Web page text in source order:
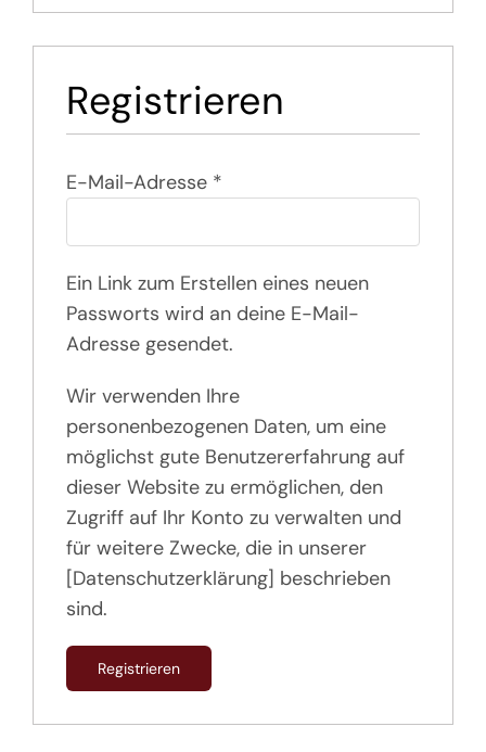
Registrieren
E-Mail-Adresse *
Ein Link zum Erstellen eines neuen
Passworts wird an deine E-Mail-
Adresse gesendet.
Wir verwenden Ihre
personenbezogenen Daten, um eine
möglichst gute Benutzererfahrung auf
dieser Website zu ermöglichen, den
Zugriff auf Ihr Konto zu verwalten und
für weitere Zwecke, die in unserer
[Datenschutzerklärung] beschrieben
sind.
Registrieren